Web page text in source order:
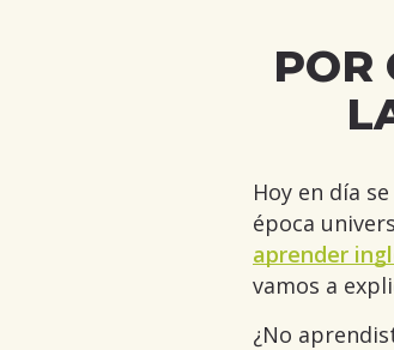
POR
Hoy en día
época
aprender
vamos a
¿No